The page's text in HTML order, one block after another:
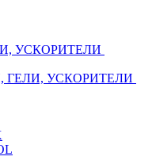
УСКОРИТЕЛИ
ГЕЛИ, УСКОРИТЕЛИ